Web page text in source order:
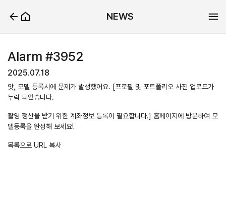
NEWS
Alarm #3952
2025.07.18
앗, 모델 등록시에 문제가 발생했어요. [프로필 및 포트폴리오 사진 업로드가
누락 되었습니다.
촬영 정산을 받기 위한 계좌정보 등록이 필요합니다.] 홈페이지에 방문하여 모
델등록을 완성해 보세요!
목록으로 URL 복사